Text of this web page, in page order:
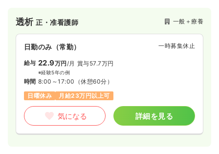
開設にも積極的で、今後も益々法人規模が拡大して行くことが
予想されます。「地域のために」という病院の理念に向け、新
しい看護体制の下、やりがいを持って一緒に体制作りに携わり
たい方へオススメの環境です！
透析正・准看護師 一般＋療養
日勤のみ（常勤） 一時募集休止
給与 22.9万円 /月 賞与57.7万円
※経験5年の例
時間 8:00～17:00 （休憩60分）
日曜休み
月給23万円以上可
気になる 詳細を見る